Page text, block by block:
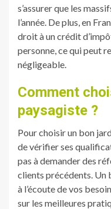
s’assurer que les
l’année. De plus, en
droit à un crédit
personne, ce qui peut
négligeable.
Comment
paysagiste ?
Pour choisir un bon
de vérifier ses
pas à demander des
clients précédents.
à l’écoute de vos
sur les meilleures